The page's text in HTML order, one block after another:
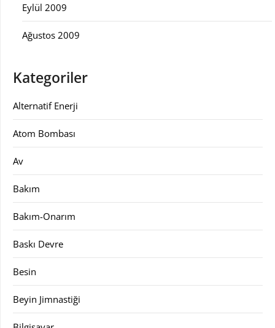
Eylül 2009
Ağustos 2009
Kategoriler
Alternatif Enerji
Atom Bombası
Av
Bakım
Bakım-Onarım
Baskı Devre
Besin
Beyin Jimnastiği